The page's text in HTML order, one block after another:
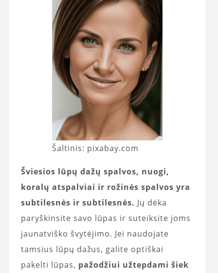
Šaltinis: pixabay.com
Šviesios lūpų dažų spalvos, nuogi,
koralų atspalviai ir rožinės spalvos yra
subtilesnės ir subtilesnės. Jų dėka
paryškinsite savo lūpas ir suteiksite joms
jaunatviško švytėjimo. Jei naudojate
tamsius lūpų dažus, galite optiškai
pakelti lūpas, pažodžiui užtepdami šiek